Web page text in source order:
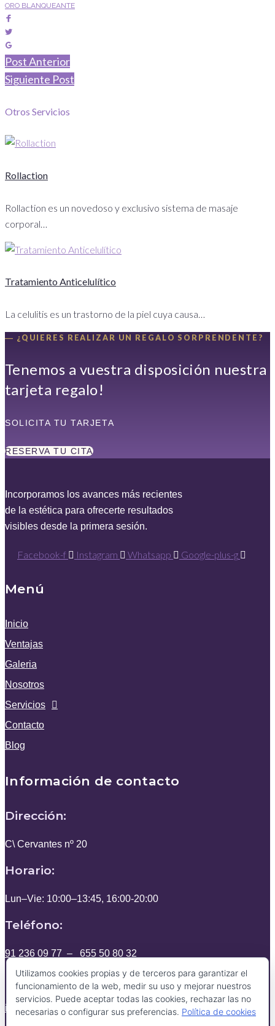
ORO BLANQUEANTE
Twitter
Navegación
de
entradas
Post Anterior
Siguiente Post
Otros Servicios
Rollaction
Rollaction es un novedoso y exclusivo sistema de masaje
corporal…
Tratamiento Anticelulítico
La celulitis es un trastorno de la piel cuya causa…
― ¿QUIERES REALIZAR UN REGALO SORPRENDENTE?
Tenemos a vuestra disposición nuestra
tarjeta regalo!
SOLICITA TU TARJETA
RESERVA TU CITA
Incorporamos los avances más recientes
de la estética para ofrecerte resultados
visibles desde la primera sesión.
Facebook-f Instagram Whatsapp Google-plus-g
Menú
Inicio
Ventajas
Galeria
Nosotros
Servicios
Contacto
Blog
Información de contacto
Dirección:
C\ Cervantes nº 20
Horario:
Lun–Vie: 10:00–13:45, 16:00-20:00
Teléfono:
91 236 09 77 – 655 50 80 32
Email:
info@esteticazaida.com
Utilizamos cookies propias y de terceros para garantizar el
funcionamiento de la web, medir su uso y mejorar nuestros
servicios. Puede aceptar todas las cookies, rechazar las no
necesarias o configurar sus preferencias. Política de cookies